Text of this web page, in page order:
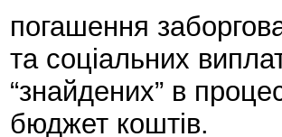
погашення
та соціальних
“знайдених” в
бюджет коштів.